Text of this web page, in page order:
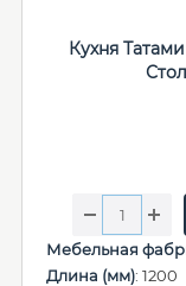
Кухня
Мебельная
Длина (мм): 1200